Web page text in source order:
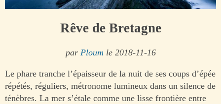
Rêve de Bretagne
par Ploum le 2018-11-16
Le phare tranche l’épaisseur de la nuit de ses coups d’épée
répétés, réguliers, métronome lumineux dans un silence de
ténèbres. La mer s’étale comme une lisse frontière entre